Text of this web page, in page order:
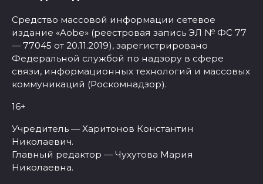
Средство массовой информации сетевое
издание «Aobe» (реестровая запись ЭЛ № ФС 77
— 77045 от 20.11.2019), зарегистрировано
Федеральной службой по надзору в сфере
связи, информационных технологий и массовых
коммуникаций (Роскомнадзор).
16+
Учредитель — Харитонов Константин
Николаевич.
Главный редактор — Чухутова Мария
Николаевна.